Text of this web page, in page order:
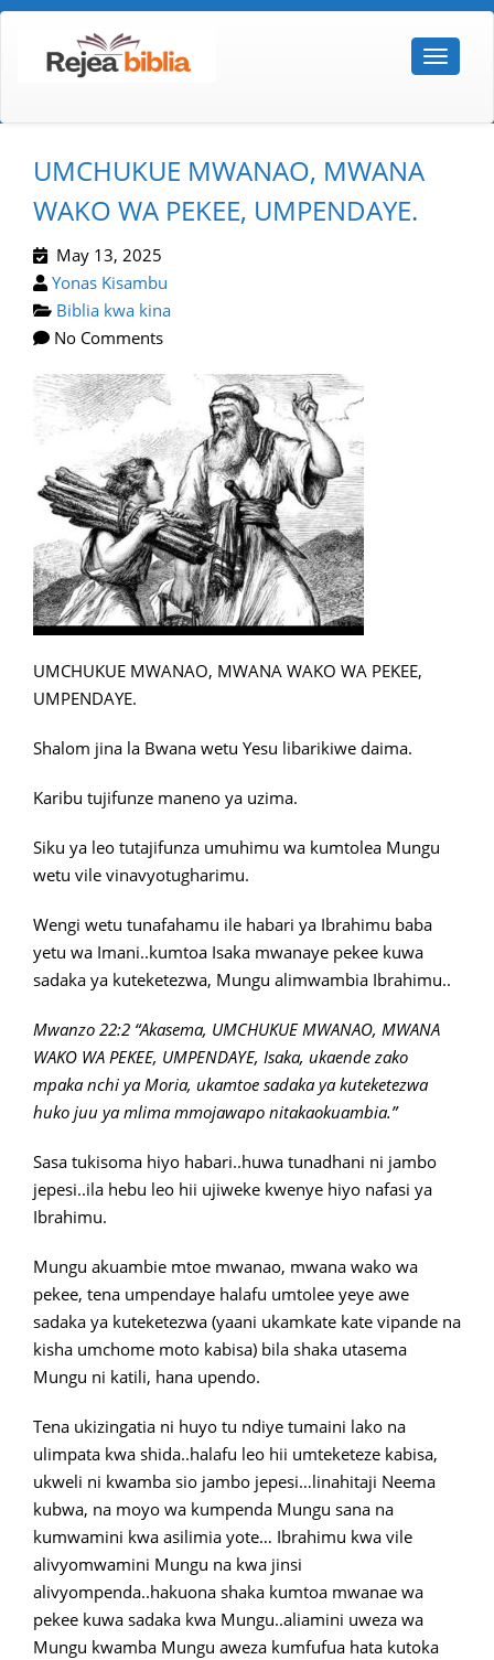
UMCHUKUE MWANAO, MWANA
WAKO WA PEKEE, UMPENDAYE.
May 13, 2025
Yonas Kisambu
Biblia kwa kina
No Comments
UMCHUKUE MWANAO, MWANA WAKO WA PEKEE,
UMPENDAYE.
Shalom jina la Bwana wetu Yesu libarikiwe daima.
Karibu tujifunze maneno ya uzima.
Siku ya leo tutajifunza umuhimu wa kumtolea Mungu
wetu vile vinavyotugharimu.
Wengi wetu tunafahamu ile habari ya Ibrahimu baba
yetu wa Imani..kumtoa Isaka mwanaye pekee kuwa
sadaka ya kuteketezwa, Mungu alimwambia Ibrahimu..
Mwanzo 22:2 “Akasema, UMCHUKUE MWANAO, MWANA
WAKO WA PEKEE, UMPENDAYE, Isaka, ukaende zako
mpaka nchi ya Moria, ukamtoe sadaka ya kuteketezwa
huko juu ya mlima mmojawapo nitakaokuambia.”
Sasa tukisoma hiyo habari..huwa tunadhani ni jambo
jepesi..ila hebu leo hii ujiweke kwenye hiyo nafasi ya
Ibrahimu.
Mungu akuambie mtoe mwanao, mwana wako wa
pekee, tena umpendaye halafu umtolee yeye awe
sadaka ya kuteketezwa (yaani ukamkate kate vipande na
kisha umchome moto kabisa) bila shaka utasema
Mungu ni katili, hana upendo.
Tena ukizingatia ni huyo tu ndiye tumaini lako na
ulimpata kwa shida..halafu leo hii umteketeze kabisa,
ukweli ni kwamba sio jambo jepesi…linahitaji Neema
kubwa, na moyo wa kumpenda Mungu sana na
kumwamini kwa asilimia yote… Ibrahimu kwa vile
alivyomwamini Mungu na kwa jinsi
alivyompenda..hakuona shaka kumtoa mwanae wa
pekee kuwa sadaka kwa Mungu..aliamini uweza wa
Mungu kwamba Mungu aweza kumfufua hata kutoka